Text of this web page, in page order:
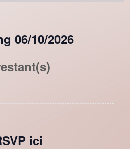
06/10/2026
ici